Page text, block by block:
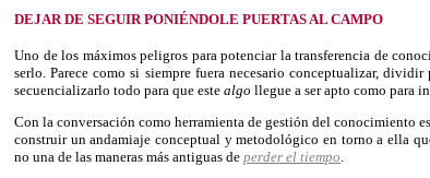
DEJAR DE SEGUIR PONIÉNDOLE PUERTAS AL CAMPO
Uno de los máximos peligros para potenciar la transferencia de
serlo. Parece como si siempre fuera necesario conceptualizar,
secuencializarlo todo para que estealgo llegue a ser apto como para
Con la conversación como herramienta de gestión del conocimiento
construir un andamiaje conceptual y metodológico en torno a ella
no una de las maneras más antiguas deperder el tiempo